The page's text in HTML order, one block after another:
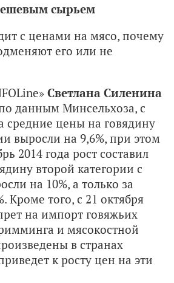
сырьем
с ценами на мясо, почему
его или не
Светлана Силенина
данным Минсельхоза, c
средние цены на говядину
выросли на 9,6%, при этом
2014 года рост составил
второй категории с
на 10%, а только за
Кроме того, с 21 октября
на импорт говяжьих
и мясокостной
в странах
к росту цен на эти